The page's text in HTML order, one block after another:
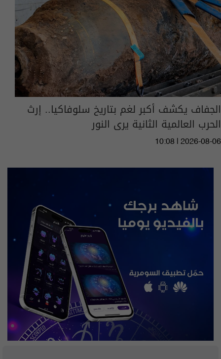
الجفاف يكشف أكبر لغم بتاريخ سلوفاكيا.. إرث
الحرب العالمية الثانية يرى النور
10:08 | 2026-08-06